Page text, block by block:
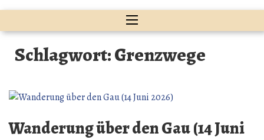
Schlagwort:Grenzwege
Wanderung über den Gau (14 Juni